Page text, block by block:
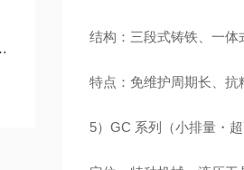
结构：三段式铸铁、一体
特点：免维护周期长、抗
5）GC 系列（小排量・超